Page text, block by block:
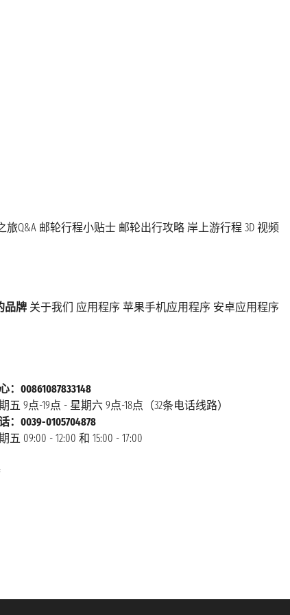
旅Q&A 邮轮行程小贴士 邮轮出行攻略 岸上游行程 3D 视频
品牌 关于我们 应用程序 苹果手机应用程序 安卓应用程序
：00861087833148
五 9点-19点 - 星期六 9点-18点（32条电话线路）
：0039-0105704878
09:00 - 12:00 和 15:00 - 17:00